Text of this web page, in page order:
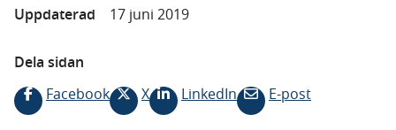
Uppdaterad
17 juni 2019
Dela sidan
Facebook
X LinkedIn E-post